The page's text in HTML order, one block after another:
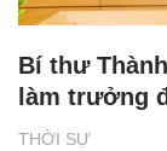
THỜI SỰ
Bí thư
làm trưởng